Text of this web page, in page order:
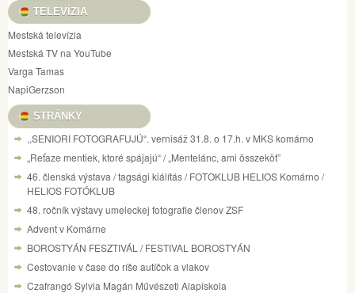
TELEVÍZIA
Mestská televízia
Mestská TV na YouTube
Varga Tamas
NapiGerzson
STRÁNKY
,,SENIORI FOTOGRAFUJÚ“. vernisáž 31.8. o 17.h. v MKS komárno
„Reťaze mentiek, ktoré spájajú“ / „Mentelánc, ami összeköt”
46. členská výstava / tagsági kiálítás / FOTOKLUB HELIOS Komárno /
HELIOS FOTÓKLUB
48. ročník výstavy umeleckej fotografie členov ZSF
Advent v Komárne
BOROSTYÁN FESZTIVÁL / FESTIVAL BOROSTYÁN
Cestovanie v čase do ríše autíčok a vlakov
Czafrangó Sylvia Magán Művészeti Alapiskola